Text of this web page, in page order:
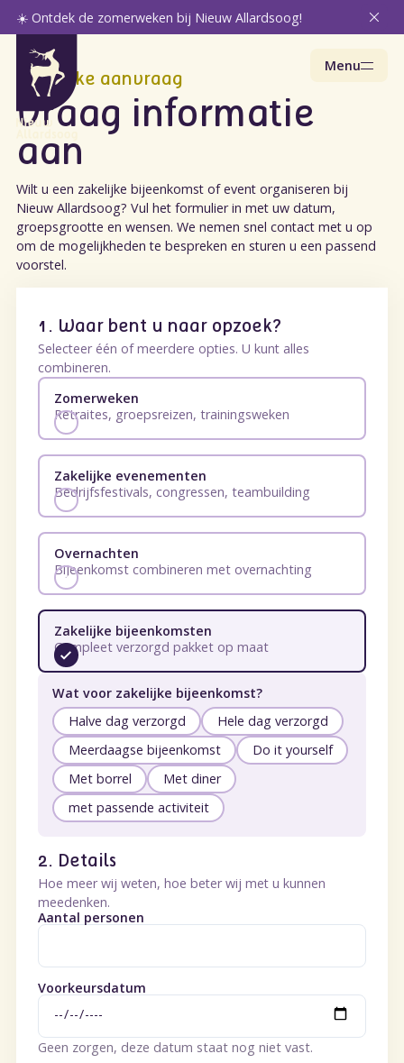
☀️ Ontdek de zomerweken bij Nieuw Allardsoog!
Menu
Zakelijke aanvraag
Vraag informatie
aan
Wilt u een zakelijke bijeenkomst of event organiseren bij
Nieuw Allardsoog? Vul het formulier in met uw datum,
groepsgrootte en wensen. We nemen snel contact met u op
om de mogelijkheden te bespreken en sturen u een passend
voorstel.
1. Waar bent u naar opzoek?
Selecteer één of meerdere opties. U kunt alles
combineren.
Zomerweken
Retraites, groepsreizen, trainingsweken
Zakelijke evenementen
Bedrijfsfestivals, congressen, teambuilding
Overnachten
Bijeenkomst combineren met overnachting
Zakelijke bijeenkomsten
Compleet verzorgd pakket op maat
Wat voor zakelijke bijeenkomst?
Halve dag verzorgd
Hele dag verzorgd
Meerdaagse bijeenkomst
Do it yourself
Met borrel
Met diner
met passende activiteit
2. Details
Hoe meer wij weten, hoe beter wij met u kunnen
meedenken.
Aantal personen
Voorkeursdatum
Geen zorgen, deze datum staat nog niet vast.